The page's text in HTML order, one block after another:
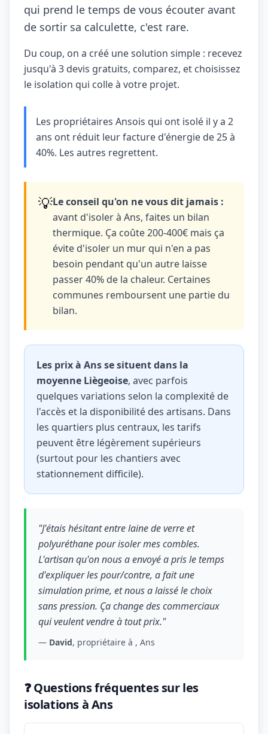
qui prend le temps de vous écouter avant
de sortir sa calculette, c'est rare.
Du coup, on a créé une solution simple : recevez
jusqu'à 3 devis gratuits, comparez, et choisissez
le isolation qui colle à votre projet.
Les propriétaires Ansois qui ont isolé il y a 2
ans ont réduit leur facture d'énergie de 25 à
40%. Les autres regrettent.
💡Le conseil qu'on ne vous dit jamais :
avant d'isoler à Ans, faites un bilan
thermique. Ça coûte 200-400€ mais ça
évite d'isoler un mur qui n'en a pas
besoin pendant qu'un autre laisse
passer 40% de la chaleur. Certaines
communes remboursent une partie du
bilan.
Les prix à Ans se situent dans la
moyenne Liègeoise, avec parfois
quelques variations selon la complexité de
l'accès et la disponibilité des artisans. Dans
les quartiers plus centraux, les tarifs
peuvent être légèrement supérieurs
(surtout pour les chantiers avec
stationnement difficile).
"J'étais hésitant entre laine de verre et
polyuréthane pour isoler mes combles.
L'artisan qu'on nous a envoyé a pris le temps
d'expliquer les pour/contre, a fait une
simulation prime, et nous a laissé le choix
sans pression. Ça change des commerciaux
qui veulent vendre à tout prix."
— David, propriétaire à , Ans
❓ Questions fréquentes sur les
isolations à Ans